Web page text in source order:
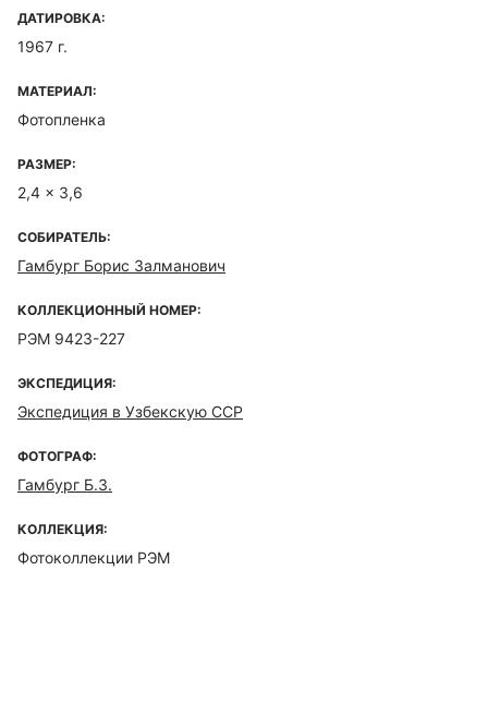
ДАТИРОВКА:
1967 г.
МАТЕРИАЛ:
Фотопленка
РАЗМЕР:
2,4 x 3,6
СОБИРАТЕЛЬ:
Гамбург Борис Залманович
КОЛЛЕКЦИОННЫЙ НОМЕР:
РЭМ 9423-227
ЭКСПЕДИЦИЯ:
Экспедиция в Узбекскую ССР
ФОТОГРАФ:
Гамбург Б.З.
КОЛЛЕКЦИЯ:
Фотоколлекции РЭМ